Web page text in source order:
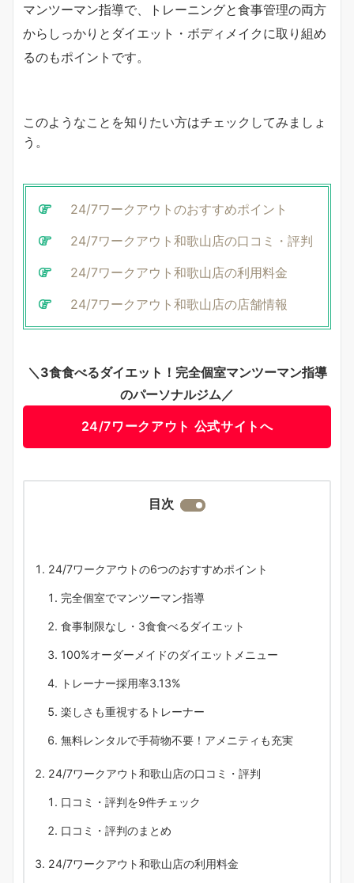
マンツーマン指導で、トレーニングと食事管理の両方
からしっかりとダイエット・ボディメイクに取り組め
るのもポイントです。
このようなことを知りたい方はチェックしてみましょ
う。
24/7ワークアウトのおすすめポイント
24/7ワークアウト和歌山店の口コミ・評判
24/7ワークアウト和歌山店の利用料金
24/7ワークアウト和歌山店の店舗情報
＼3食食べるダイエット！完全個室マンツーマン指導
のパーソナルジム／
24/7ワークアウト 公式サイトへ
目次
24/7ワークアウトの6つのおすすめポイント
完全個室でマンツーマン指導
食事制限なし・3食食べるダイエット
100%オーダーメイドのダイエットメニュー
トレーナー採用率3.13%
楽しさも重視するトレーナー
無料レンタルで手荷物不要！アメニティも充実
24/7ワークアウト和歌山店の口コミ・評判
口コミ・評判を9件チェック
口コミ・評判のまとめ
24/7ワークアウト和歌山店の利用料金